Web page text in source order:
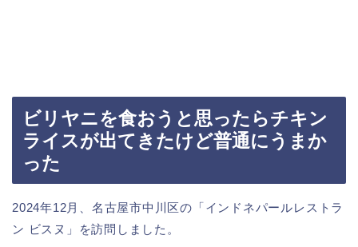
ビリヤニを食おうと思ったらチキン
ライスが出てきたけど普通にうまか
った
2024年12月、名古屋市中川区の「インドネパールレストラ
ン ビスヌ」を訪問しました。